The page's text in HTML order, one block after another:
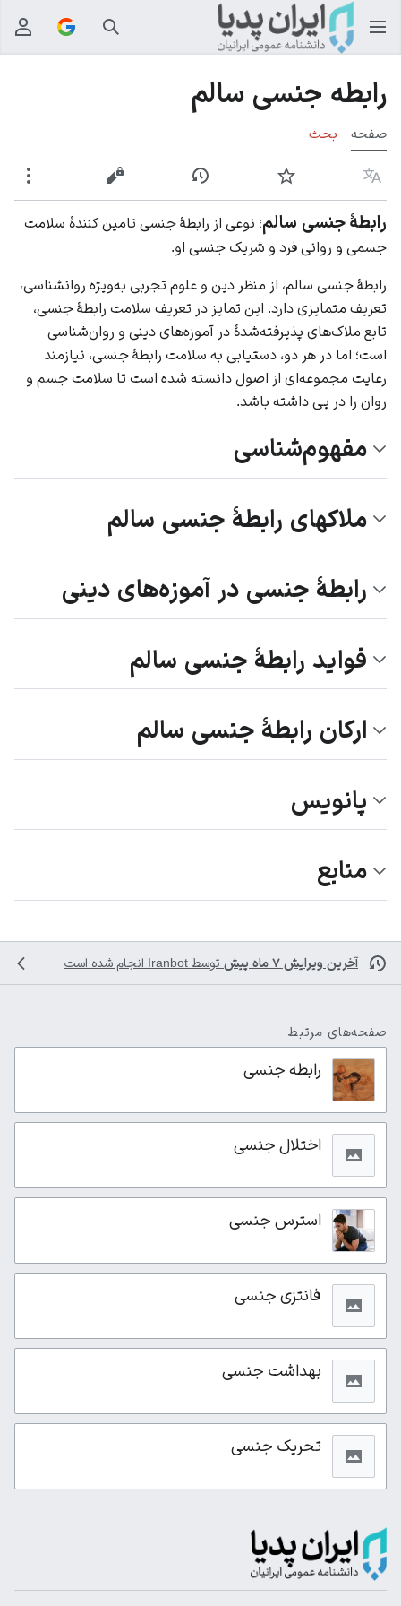
جستجو
رابطه جنسی سالم
صفحه بحث
زبان پیگیری نمایش تاریخچهنمایش مبدأ
رابطۀ جنسی سالم؛ نوعی از رابطۀ جنسی تامین ‏کنندۀ سلامت
جسمی و روانی فرد و شریک جنسی او.
رابطۀ جنسی سالم، از منظر دین و علوم تجربی به‏‌ویژه روانشناسی،
تعریف متمایزی دارد. این تمایز در تعریف سلامت رابطۀ جنسی،
تابع ملاک‌‏های پذیرفته‌شدۀ در آموزه‌های دینی و روان‌شناسی
است؛ اما در هر دو، دستیابی به سلامت رابطۀ جنسی، نیازمند
رعایت مجموعه‌ای از اصول دانسته شده است تا سلامت جسم و
روان را در پی داشته باشد.
مفهوم‌شناسی
ملاک‏های رابطۀ جنسی سالم
رابطۀ جنسی در آموزه‌های دینی
فواید رابطۀ جنسی سالم
ارکان رابطۀ جنسی سالم
پانویس
منابع
آخرین ویرایش ۷ ماه پیش توسط Iranbot انجام شده است
صفحه‌های مرتبط
رابطه جنسی
اختلال جنسی
استرس جنسی
فانتزی جنسی
بهداشت جنسی
تحریک جنسی